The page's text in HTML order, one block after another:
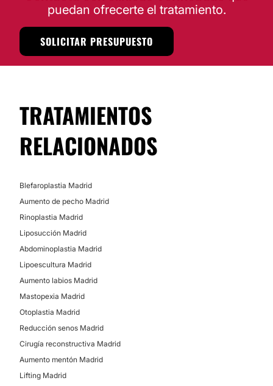
puedan ofrecerte el tratamiento.
SOLICITAR PRESUPUESTO
TRATAMIENTOS
RELACIONADOS
Blefaroplastia Madrid
Aumento de pecho Madrid
Rinoplastia Madrid
Liposucción Madrid
Abdominoplastia Madrid
Lipoescultura Madrid
Aumento labios Madrid
Mastopexia Madrid
Otoplastia Madrid
Reducción senos Madrid
Cirugía reconstructiva Madrid
Aumento mentón Madrid
Lifting Madrid